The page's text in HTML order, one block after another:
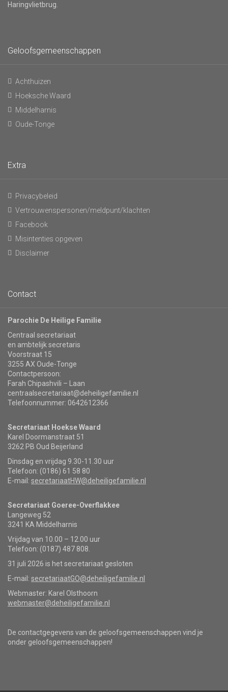
Haringvlietbrug.
Geloofsgemeenschappen
Achthuizen
Hoeksche Waard
Middelharnis
Oude-Tonge
Extra
Privacybeleid
Vertrouwenspersonen/meldpunt/klachten
Facebook
Misintenties opgeven
Disclaimer
Contact
Parochie De Heilige Familie
Centraal secretariaat
en ambtelijk secretaris
Voorstraat 15
3255 AX Oude-Tonge
Contactpersoon:
Farah Chipashvili – Laan
centraalsecretariaat@deheiligefamilie.nl
Telefoonnummer: 0642612366
Secretariaat Hoekse Waard
Karel Doormanstraat 51
3262 PB Oud Beijerland
Dinsdag en vrijdag 9.30-11.30 uur
Telefoon: (0186) 61 58 80
E-mail: secretariaatHW@deheiligefamilie.nl
Secretariaat Goeree-Overflakkee
Langeweg 52
3241 KA Middelharnis
Vrijdag van 10.00 – 12.00 uur
Telefoon: (0187) 487 808.
31 juli 2026 is het secretariaat gesloten
E-mail: secretariaatGO@deheiligefamilie.nl
Webmaster: Karel Olsthoorn
webmaster@deheiligefamilie.nl
De contactgegevens van de geloofsgemeenschappen vind je
onder geloofsgemeenschappen!